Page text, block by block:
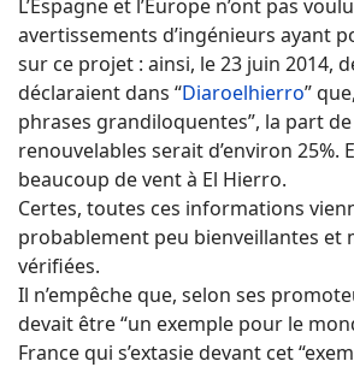
L’Espagne et l’Europe n’ont pas
avertissements d’ingénieurs ayant
sur ce projet : ainsi, le 23 juin 2014,
déclaraient dans “Diaroelhierro”
phrases grandiloquentes”, la part
renouvelables serait d’environ 25%.
beaucoup de vent à El Hierro.
Certes, toutes ces informations
probablement peu bienveillantes et
vérifiées.
Il n’empêche que, selon ses
devait être “un exemple pour le
France qui s’extasie devant cet